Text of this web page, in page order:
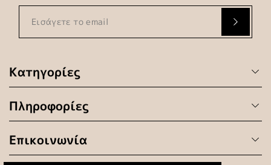
Κατηγορίες
Πληροφορίες
Επικοινωνία